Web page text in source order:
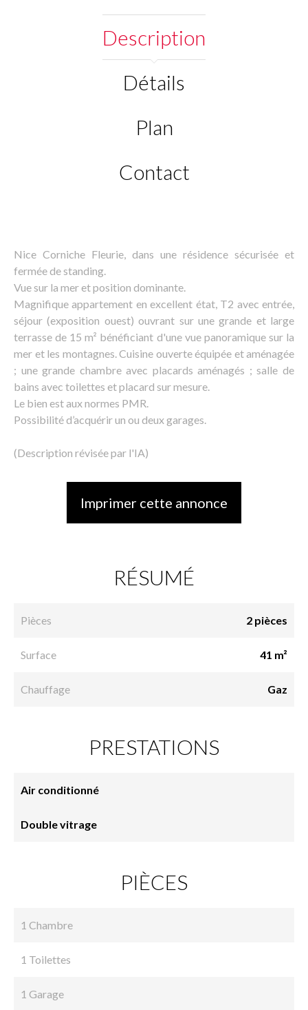
Description
Détails
Plan
Contact
Nice Corniche Fleurie, dans une résidence sécurisée et
fermée de standing.
Vue sur la mer et position dominante.
Magnifique appartement en excellent état, T2 avec entrée,
séjour (exposition ouest) ouvrant sur une grande et large
terrasse de 15 m² bénéficiant d'une vue panoramique sur la
mer et les montagnes. Cuisine ouverte équipée et aménagée
; une grande chambre avec placards aménagés ; salle de
bains avec toilettes et placard sur mesure.
Le bien est aux normes PMR.
Possibilité d’acquérir un ou deux garages.
(Description révisée par l'IA)
Imprimer cette annonce
RÉSUMÉ
Pièces 2 pièces
Surface 41 m²
Chauffage Gaz
PRESTATIONS
Air conditionné
Double vitrage
PIÈCES
1 Chambre
1 Toilettes
1 Garage